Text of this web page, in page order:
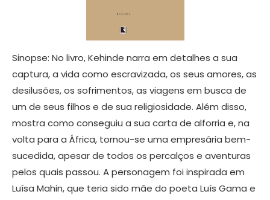
Sinopse: No livro, Kehinde narra em detalhes a sua
captura, a vida como escravizada, os seus amores, as
desilusões, os sofrimentos, as viagens em busca de
um de seus filhos e de sua religiosidade. Além disso,
mostra como conseguiu a sua carta de alforria e, na
volta para a África, tornou-se uma empresária bem-
sucedida, apesar de todos os percalços e aventuras
pelos quais passou. A personagem foi inspirada em
Luísa Mahin, que teria sido mãe do poeta Luís Gama e